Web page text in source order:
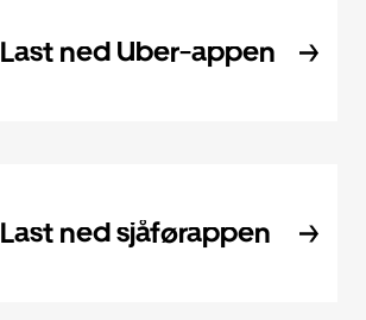
Last ned Uber-appen
Last ned sjåførappen